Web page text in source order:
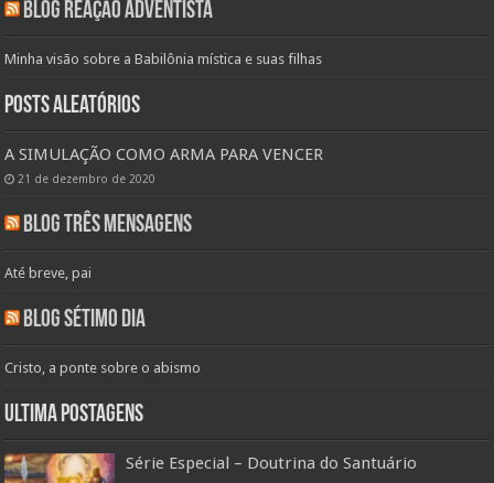
Blog Reação Adventista
Minha visão sobre a Babilônia mística e suas filhas
Posts aleatórios
A SIMULAÇÃO COMO ARMA PARA VENCER
21 de dezembro de 2020
Blog Três Mensagens
Até breve, pai
Blog Sétimo Dia
Cristo, a ponte sobre o abismo
Ultima Postagens
Série Especial – Doutrina do Santuário